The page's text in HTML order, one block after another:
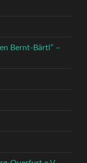
Bernt-Bärtl” –